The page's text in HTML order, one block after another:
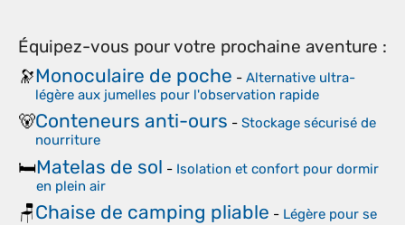
Équipez-vous pour votre prochaine aventure :
🔭Monoculaire de poche - Alternative ultra-
légère aux jumelles pour l'observation rapide
🐻Conteneurs anti-ours - Stockage sécurisé de
nourriture
🛏️Matelas de sol - Isolation et confort pour dormir
en plein air
🪑Chaise de camping pliable - Légère pour se